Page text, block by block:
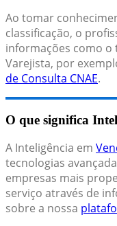
Ao tomar
classificação, o
informações como o
Varejista, por
de Consulta CNAE.
O que significa
A Inteligência em
tecnologias
empresas mais
serviço através de
sobre a nossa